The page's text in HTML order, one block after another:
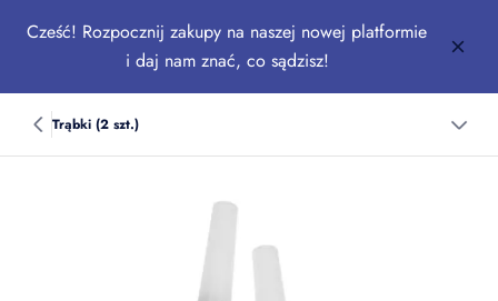
Cześć! Rozpocznij zakupy na naszej nowej platformie
i daj nam znać, co sądzisz!
Trąbki (2 szt.)